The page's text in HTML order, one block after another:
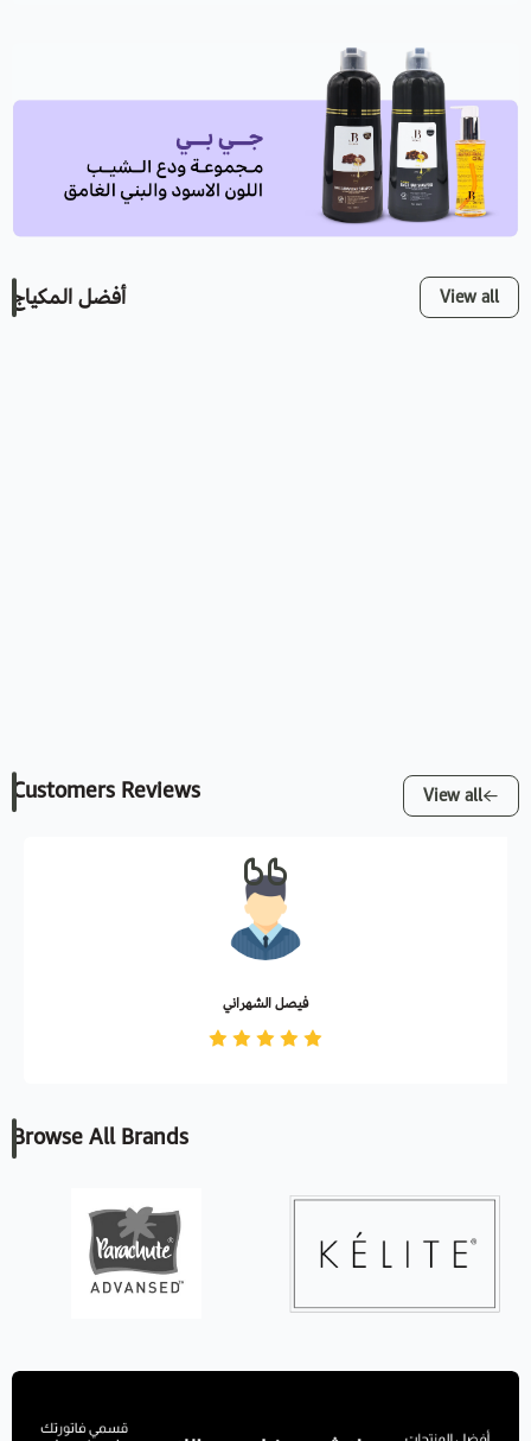
أفضل المكياج View all
Customers Reviews View all
فيصل الشهراني
Browse All Brands